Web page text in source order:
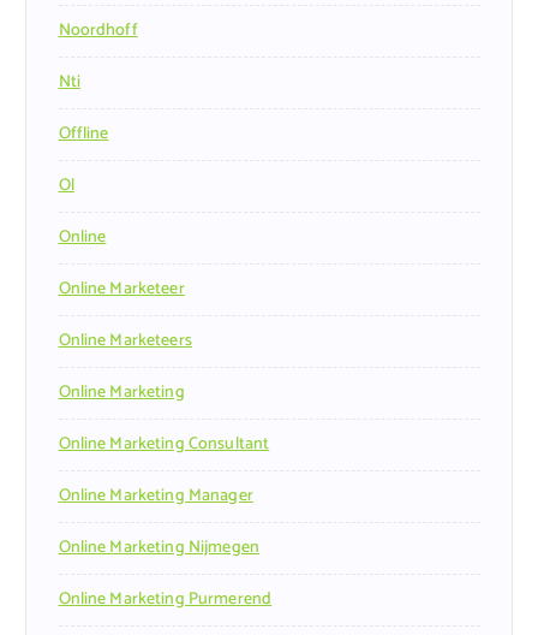
Noordhoff
Nti
Offline
Ol
Online
Online Marketeer
Online Marketeers
Online Marketing
Online Marketing Consultant
Online Marketing Manager
Online Marketing Nijmegen
Online Marketing Purmerend